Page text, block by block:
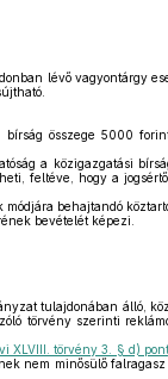
lévő vagyontárgy
összege 5000
a közigazgatási
feltéve, hogy a
behajtandó
bevételét képezi.
tulajdonában álló,
törvény szerinti
XLVIII. törvény 3. § d)
nem minősülő